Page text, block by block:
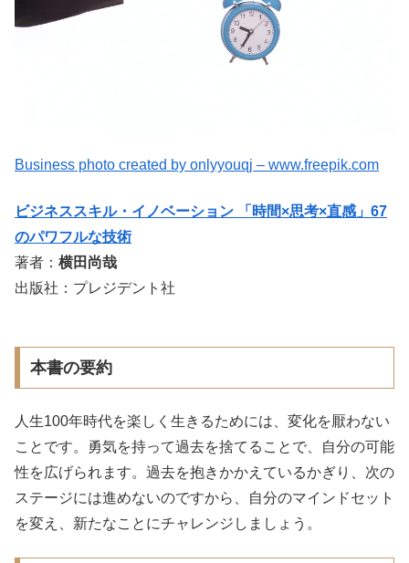
Business photo created by onlyyouqj – www.freepik.com
ビジネススキル・イノベーション 「時間×思考×直感」67
のパワフルな技術
著者： 横田尚哉
出版社：プレジデント社
本書の要約
人生100年時代を楽しく生きるためには、変化を厭わない
ことです。勇気を持って過去を捨てることで、自分の可能
性を広げられます。過去を抱きかかえているかぎり、次の
ステージには進めないのですから、自分のマインドセット
を変え、新たなことにチャレンジしましょう。